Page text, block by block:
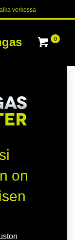
verk​​​​ossa
0
on